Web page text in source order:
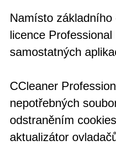
Namísto
licence
samostatných
CCleaner
nepotřebných
odstraněním
aktualizátor